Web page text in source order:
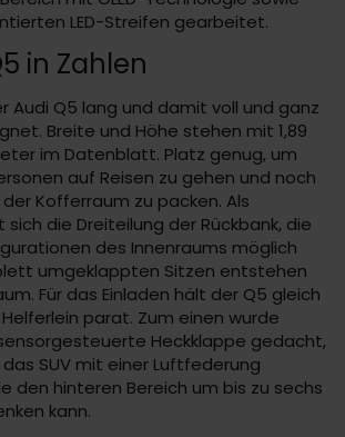
LED-Streifen gearbeitet.
in Zahlen
Audi Q5 lang und damit voll und ganz
Breite und Höhe stehen mit 1,89
im Datenblatt. Platz genug, um
auf Reisen zu gehen und noch
Kofferraum zu packen. Als
die Dreiteilung der Rückbank, die
des Innenraums möglich
umgeklappten Sitzen entstehen
Für das Einladen hält der Q5 gleich
parat. Zum einen wurde
Heckklappe gedacht,
SUV mit einer Luftfederung
den hinteren Bereich um bis zu sechs
kann.